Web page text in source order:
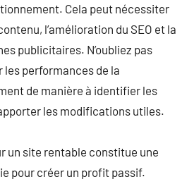
Cela peut nécessiter
l’amélioration du SEO et la
publicitaires. N’oubliez pas
les performances de la
de manière à identifier les
les modifications utiles.
un site rentable constitue une
pour créer un profit passif.